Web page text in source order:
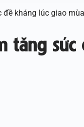
kháng lúc giao mùa
tăng